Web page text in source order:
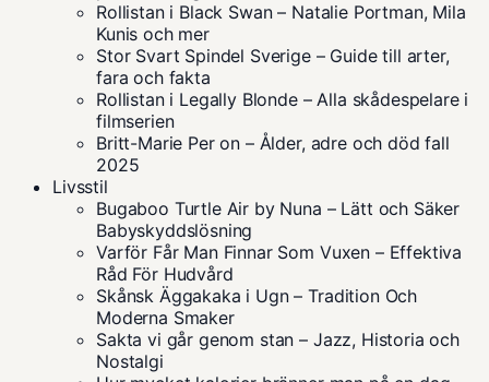
Rollistan i Black Swan – Natalie Portman, Mila
Kunis och mer
Stor Svart Spindel Sverige – Guide till arter,
fara och fakta
Rollistan i Legally Blonde – Alla skådespelare i
filmserien
Britt-Marie Per on – Ålder, adre och död fall
2025
Livsstil
Bugaboo Turtle Air by Nuna – Lätt och Säker
Babyskyddslösning
Varför Får Man Finnar Som Vuxen – Effektiva
Råd För Hudvård
Skånsk Äggakaka i Ugn – Tradition Och
Moderna Smaker
Sakta vi går genom stan – Jazz, Historia och
Nostalgi